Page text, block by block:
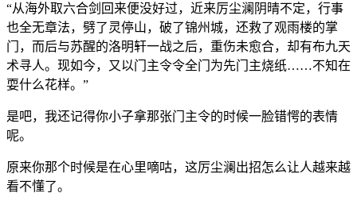
“从海外取六合剑回来便没好过，近来厉尘澜阴晴不定，行事
也全无章法，劈了灵停山，破了锦州城，还救了观雨楼的掌
门，而后与苏醒的洛明轩一战之后，重伤未愈合，却有布九天
术寻人。现如今，又以门主令令全门为先门主烧纸……不知在
耍什么花样。”
是吧，我还记得你小子拿那张门主令的时候一脸错愕的表情
呢。
原来你那个时候是在心里嘀咕，这厉尘澜出招怎么让人越来越
看不懂了。